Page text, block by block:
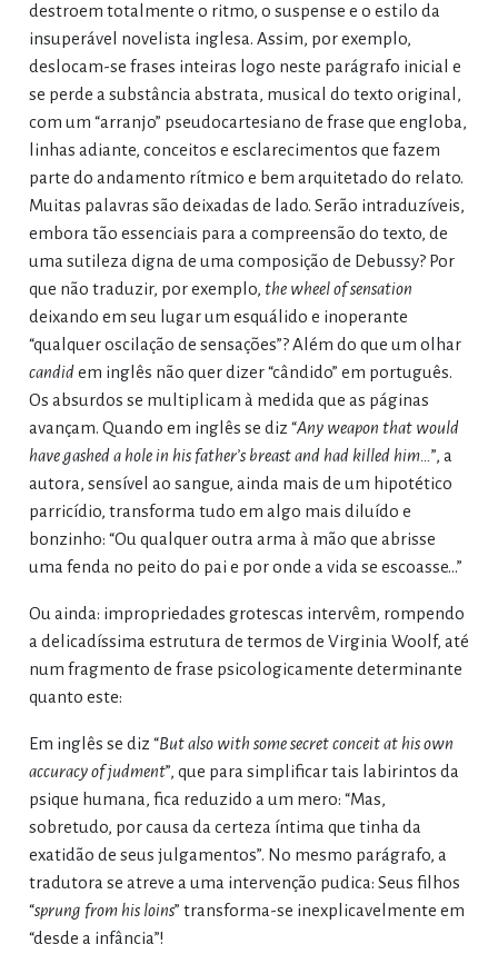
destroem totalmente o ritmo, o suspense e o estilo da
insuperável novelista inglesa. Assim, por exemplo,
deslocam-se frases inteiras logo neste parágrafo inicial e
se perde a substância abstrata, musical do texto original,
com um “arranjo” pseudocartesiano de frase que engloba,
linhas adiante, conceitos e esclarecimentos que fazem
parte do andamento rítmico e bem arquitetado do relato.
Muitas palavras são deixadas de lado. Serão intraduzíveis,
embora tão essenciais para a compreensão do texto, de
uma sutileza digna de uma composição de Debussy? Por
que não traduzir, por exemplo, the wheel of sensation
deixando em seu lugar um esquálido e inoperante
“qualquer oscilação de sensações”? Além do que um olhar
candidem inglês não quer dizer “cândido” em português.
Os absurdos se multiplicam à medida que as páginas
avançam. Quando em inglês se diz “Any weapon that would
have gashed a hole in his father’s breast and had killed him…”, a
autora, sensível ao sangue, ainda mais de um hipotético
parricídio, transforma tudo em algo mais diluído e
bonzinho: “Ou qualquer outra arma à mão que abrisse
uma fenda no peito do pai e por onde a vida se escoasse…”
Ou ainda: impropriedades grotescas intervêm, rompendo
a delicadíssima estrutura de termos de Virginia Woolf, até
num fragmento de frase psicologicamente determinante
quanto este:
Em inglês se diz “But also with some secret conceit at his own
accuracy of judment”, que para simplificar tais labirintos da
psique humana, fica reduzido a um mero: “Mas,
sobretudo, por causa da certeza íntima que tinha da
exatidão de seus julgamentos”. No mesmo parágrafo, a
tradutora se atreve a uma intervenção pudica: Seus filhos
“sprung from his loins” transforma-se inexplicavelmente em
“desde a infância”!